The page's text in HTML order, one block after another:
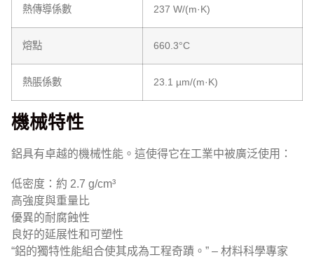
熱傳導係數 237 W/(m·K)
熔點 660.3°C
熱脹係數 23.1 µm/(m·K)
機械特性
鋁具有卓越的機械性能。這使得它在工業中被廣泛使用：
低密度：約 2.7 g/cm³
高強度與重量比
優異的耐腐蝕性
良好的延展性和可塑性
“鋁的獨特性能組合使其成為工程奇蹟。” – 材料科學專家